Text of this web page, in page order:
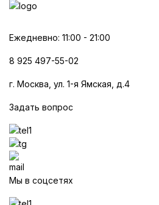
Ежедневно: 11:00 - 21:00
8 925 497-55-02
г. Москва, ул. 1-я Ямская, д.4
Задать вопрос
Мы в соцсетях